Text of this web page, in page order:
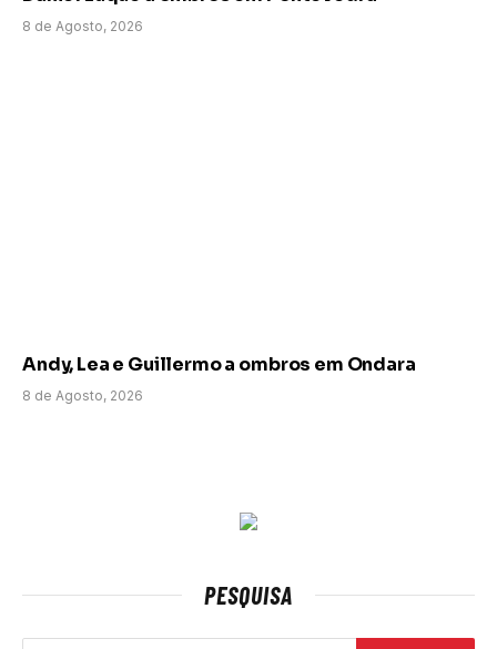
8 de Agosto, 2026
Andy, Lea e Guillermo a ombros em Ondara
8 de Agosto, 2026
PESQUISA